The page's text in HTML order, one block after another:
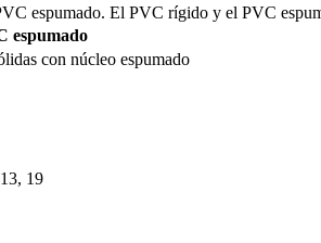
espumado. El PVC rígido y el PVC
espumado
con núcleo espumado
19